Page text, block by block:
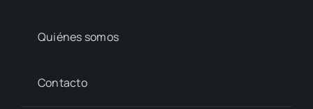
Quiénes somos
Contacto